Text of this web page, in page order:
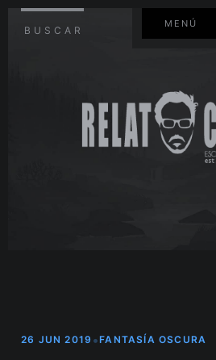
BUSCAR
MENÚ
26 JUN 2019 •FANTASÍA OSCURA